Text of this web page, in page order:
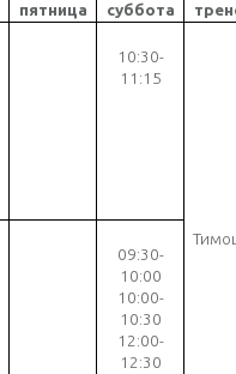
пятница суббота
10:30-
1 1 : 1 5
09:30-
10:00
10:00-
10:30
12:00-
12:30